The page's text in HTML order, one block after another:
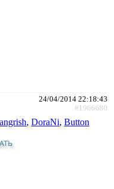
24/04/2014 22:18:43
#1966680
angrish, DoraNi, Button